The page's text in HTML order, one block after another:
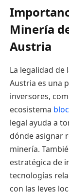
Minería
Austria
La legalidad
Austria es una
inversores,
ecosistema
legal ayuda a
dónde asignar
minería.
estratégica de
tecnologías
con las leyes